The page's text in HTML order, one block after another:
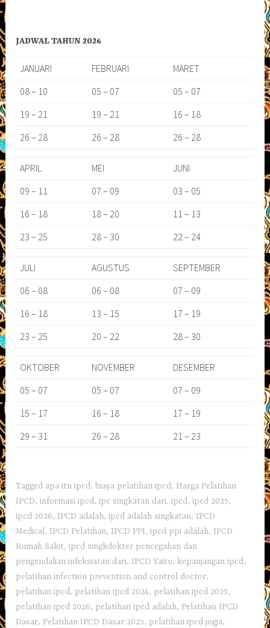
JADWAL TAHUN 2026
JANUARI FEBRUARI
MARET
08 – 10
05 – 07
05 – 07
19 – 21
19 – 21
16 – 18
26 – 28
26 – 28 26 – 28
APRIL MEI
JUNI
09 – 11
07 – 09
03 – 05
16 – 18
18 – 20
11 – 13
23 – 25
28 – 30 22 – 24
JULI AGUSTUS
SEPTEMBER
06 – 08
06 – 08
07 – 09
16 – 18
13 – 15
17 – 19
23 – 25
20 – 22 28 – 30
OKTOBER NOVEMBER
DESEMBER
05 – 07
05 – 07
07 – 09
15 – 17
16 – 18
17 – 19
29 – 31
26 – 28 21 – 23
Tagged apa itu ipcd, biaya pelatihan ipcd, Harga Pelatihan
IPCD,informasi ipcd,ipc singkatan dari,ipcd,ipcd 2025,
ipcd 2026, IPCD adalah,ipcd adalah singkatan, IPCD
Medical, IPCD Pelatihan, IPCD PPI,ipcd ppi adalah, IPCD
Rumah Sakit,ipcd singkdokter pencegahan dan
pengendalian infeksiatan dari, IPCD Yaitu, kepanjangan ipcd,
pelatihan infection prevention and control doctor,
pelatihan ipcd, pelatihan ipcd 2024, pelatihan ipcd 2025,
pelatihan ipcd 2026, pelatihan ipcd adalah, Pelatihan IPCD
Dasar, Pelatihan IPCD Dasar 2025, pelatihan ipcd jogja,